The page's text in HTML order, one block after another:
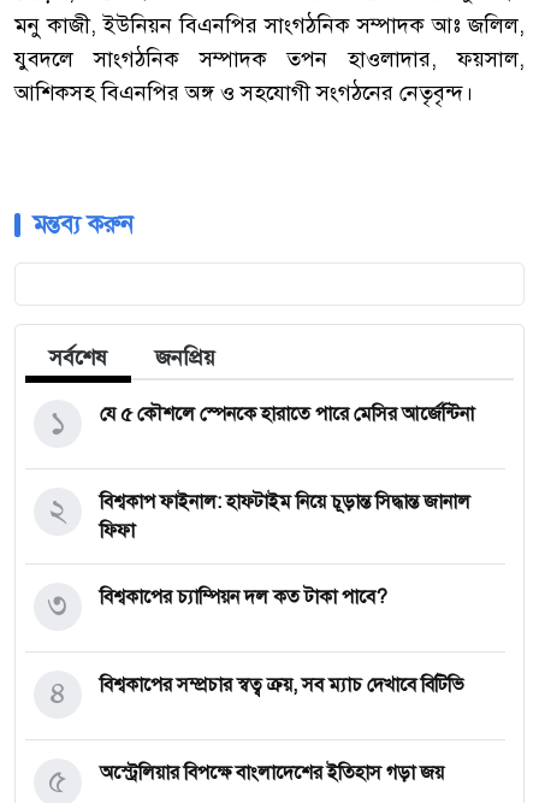
মনু কাজী, ইউনিয়ন বিএনপির সাংগঠনিক সম্পাদক আঃ জলিল,
যুবদলে সাংগঠনিক সম্পাদক তপন হাওলাদার, ফয়সাল,
আশিকসহ বিএনপির অঙ্গ ও সহযোগী সংগঠনের নেতৃবৃন্দ।
মন্তব্য করুন
সর্বশেষ জনপ্রিয়
যে ৫ কৌশলে স্পেনকে হারাতে পারে মেসির আর্জেন্টিনা
১
বিশ্বকাপ ফাইনাল: হাফটাইম নিয়ে চূড়ান্ত সিদ্ধান্ত জানাল
ফিফা
২
বিশ্বকাপের চ্যাম্পিয়ন দল কত টাকা পাবে?
৩
বিশ্বকাপের সম্প্রচার স্বত্ব ক্রয়, সব ম্যাচ দেখাবে বিটিভি
৪
অস্ট্রেলিয়ার বিপক্ষে বাংলাদেশের ইতিহাস গড়া জয়
৫